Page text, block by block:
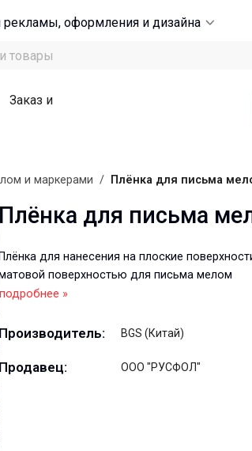
оформления и дизайна
Заказ и
и маркерами / Плёнка для письма
Плёнка для письма
Плёнка для нанесения на плоские
поверхностью для письма мелом
подробнее »
Производитель: BGS (Китай)
Продавец: ООО "РУСФОЛ"